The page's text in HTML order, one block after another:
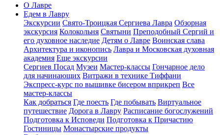
О Лавре
Едем в Лавру
Экскурсии Свято-Троицкая Сергиева Лавра Обзорная
экскурсия Колокольня Святыни Преподобный Сергий и
его духовное наследие Детям о Лавре Воинская слава
Архитектура и иконопись Лавра и Московская духовная
академия Еще экскурсии
Сергиев Посад Музеи Мастер-классы Гончарное дело
для начинающих Витражи в технике Тиффани
Экспресс-курс по вышивке бисером вприкреп Все
мастер-классы
Как добраться Где поесть Где побывать Виртуальное
путешествие Дорога в Лавру Расписание богослужений
Подготовка к Исповеди Подготовка к Причастию
Гостиницы Монастырские продукты